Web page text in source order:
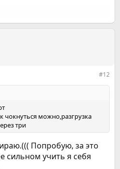
#12
чокнуться можно,разгрузка
три
Попробую, за это
сильном учить я себя